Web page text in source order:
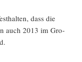
dass die
auch 2013 im Gro­